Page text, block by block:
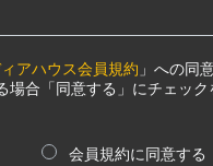
アハウス会員規約 」への同
場合「同意する」にチェッ
会員規約に同意する